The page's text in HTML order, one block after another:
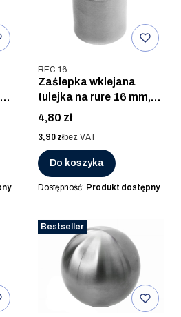
Kod produktu
REC.16
Zaślepka wklejana
tulejka na rure 16 mm,
AISI 304, SZLIF
Cena
4,80 zł
Cena
3,90 złbez VAT
Do koszyka
Dostępność: Produkt dostępny
Bestseller